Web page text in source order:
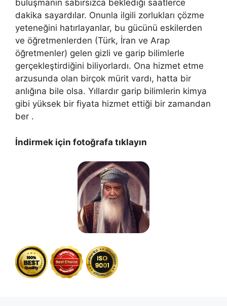
buluşmanın sabırsızca beklediği saatlerce
dakika sayardılar. Onunla ilgili zorlukları çözme
yeteneğini hatırlayanlar, bu gücünü eskilerden
ve öğretmenlerden (Türk, İran ve Arap
öğretmenler) gelen gizli ve garip bilimlerle
gerçekleştirdiğini biliyorlardı. Ona hizmet etme
arzusunda olan birçok mürit vardı, hatta bir
anlığına bile olsa. Yıllardır garip bilimlerin kimya
gibi yüksek bir fiyata hizmet ettiği bir zamandan
ber .
İndirmek için fotoğrafa tıklayın